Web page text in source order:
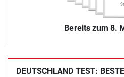
Bereits zum 8.
DEUTSCHLAND TEST: